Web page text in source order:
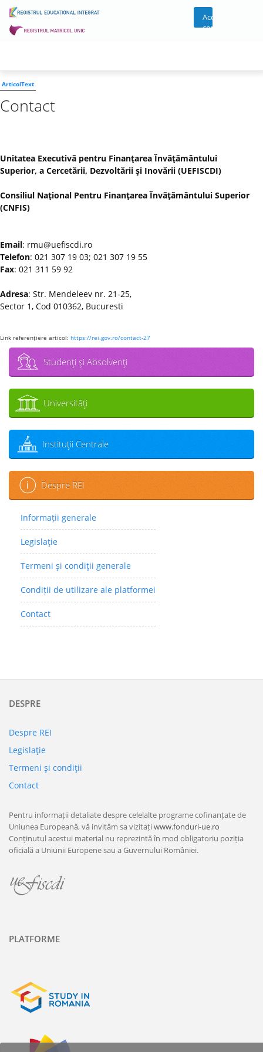
Acces
cont
ArticolText
Contact
Unitatea Executivă pentru Finanţarea Învăţământului
Superior, a Cercetării, Dezvoltării şi Inovării (UEFISCDI)
Consiliul Naţional Pentru Finanţarea Învăţământului Superior
(CNFIS)
Email: rmu@uefiscdi.ro
Telefon: 021 307 19 03; 021 307 19 55
Fax: 021 311 59 92
Adresa: Str. Mendeleev nr. 21-25,
Sector 1, Cod 010362, Bucuresti
Link referenţiere articol: https://rei.gov.ro/contact-27
Studenţi şi Absolvenţi
Universităţi
Instituţii Centrale
Despre REI
Informații generale
Legislaţie
Termeni şi condiţii generale
Condiții de utilizare ale platformei
Contact
DESPRE
Despre REI
Legislaţie
Termeni şi condiţii
Contact
Pentru informații detaliate despre celelalte programe cofinanțate de
Uniunea Europeană, vă invităm sa vizitațiwww.fonduri-ue.ro
Conținutul acestui material nu reprezintă în mod obligatoriu poziția
oficială a Uniunii Europene sau a Guvernului României.
PLATFORME